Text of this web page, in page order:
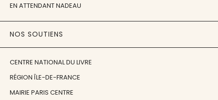
EN ATTENDANT NADEAU
NOS SOUTIENS
CENTRE NATIONAL DU LIVRE
RÉGION ÎLE-DE-FRANCE
MAIRIE PARIS CENTRE